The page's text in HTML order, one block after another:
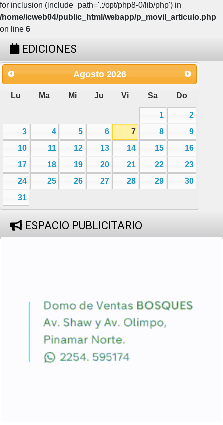
for inclusion (include_path='.:/opt/php8-0/lib/php') in
/home/icweb04/public_html/webapp/p_movil_articulo.php
on line 6
EDICIONES
Agosto 2026
Lu Ma Mi Ju Vi Sa Do
1
2
3
4 5 6 7 8
9
10
11 12 13 14 15
16
17
18 19 20 21 22
23
24
25 26 27 28 29
30
31
ESPACIO PUBLICITARIO